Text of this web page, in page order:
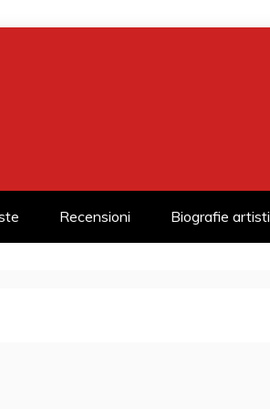
Recensioni Biografie artisti